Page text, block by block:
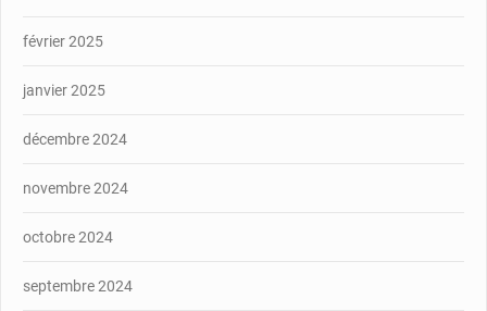
février 2025
janvier 2025
décembre 2024
novembre 2024
octobre 2024
septembre 2024